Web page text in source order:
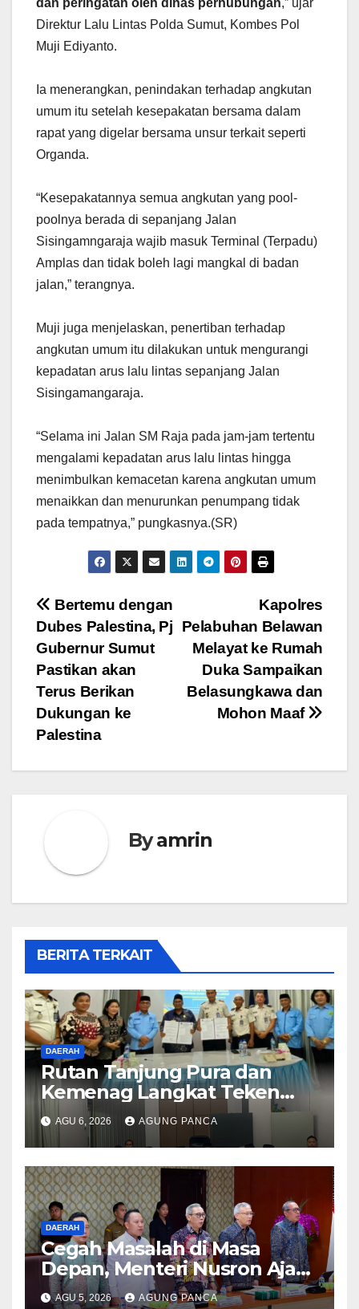
dan peringatan oleh dinas perhubungan,” ujar
Direktur Lalu Lintas Polda Sumut, Kombes Pol
Muji Ediyanto.
Ia menerangkan, penindakan terhadap angkutan
umum itu setelah kesepakatan bersama dalam
rapat yang digelar bersama unsur terkait seperti
Organda.
“Kesepakatannya semua angkutan yang pool-
poolnya berada di sepanjang Jalan
Sisingamngaraja wajib masuk Terminal (Terpadu)
Amplas dan tidak boleh lagi mangkal di badan
jalan,” terangnya.
Muji juga menjelaskan, penertiban terhadap
angkutan umum itu dilakukan untuk mengurangi
kepadatan arus lalu lintas sepanjang Jalan
Sisingamangaraja.
“Selama ini Jalan SM Raja pada jam-jam tertentu
mengalami kepadatan arus lalu lintas hingga
menimbulkan kemacetan karena angkutan umum
menaikkan dan menurunkan penumpang tidak
pada tempatnya,” pungkasnya.(SR)
Navigasi
pos
Kapolres
Pelabuhan Belawan
Melayat ke Rumah
Duka Sampaikan
Belasungkawa dan
Mohon Maaf
Bertemu dengan
Dubes Palestina, Pj
Gubernur Sumut
Pastikan akan
Terus Berikan
Dukungan ke
Palestina
Byamrin
BERITA TERKAIT
DAERAH
Rutan Tanjung Pura dan
Kemenag Langkat Teken
PKS Pembinaan Kerohanian
Warga Binaan
AGU 6, 2026 AGUNG PANCA
DAERAH
Cegah Masalah di Masa
Depan, Menteri Nusron Ajak
Pemda Percepat Sertipikasi
AGU 5, 2026 AGUNG PANCA